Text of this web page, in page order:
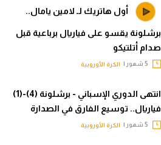
أول هاتريك لـ لامين يامال..
برشلونة يقسو على فياريال برباعية قبل
صدام أتلتيكو
الكرة الأوروبية
انتهى الدوري الإسباني - برشلونة (4)-(1)
فياريال.. توسيع الفارق في الصدارة
الكرة الأوروبية